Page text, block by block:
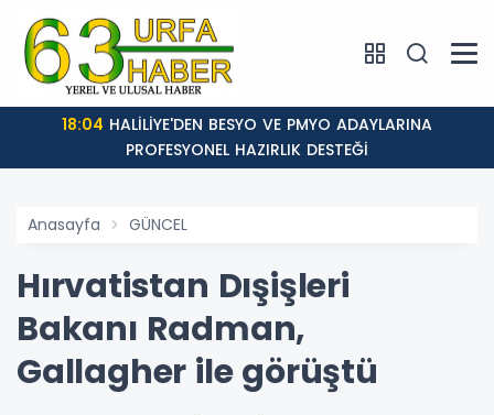
18:04
PROFESYONEL HAZIRLIK DESTEĞİ
Anasayfa GÜNCEL
Hırvatistan Dışişleri
Bakanı Radman,
Gallagher ile görüştü